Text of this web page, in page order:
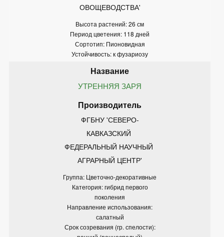
ОВОЩЕВОДСТВА'
Высота растений: 26 см
Период цветения: 118 дней
Сортотип: Пионовидная
Устойчивость: к фузариозу
УТРЕННЯЯ ЗАРЯ
ФГБНУ 'СЕВЕРО-
КАВКАЗСКИЙ
ФЕДЕРАЛЬНЫЙ НАУЧНЫЙ
АГРАРНЫЙ ЦЕНТР'
Группа: Цветочно-декоративные
Категория: гибрид первого
поколения
Направление использования:
салатный
Срок созревания (гр. спелости):